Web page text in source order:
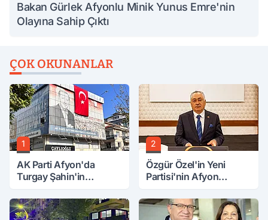
Bakan Gürlek Afyonlu Minik Yunus Emre'nin
Olayına Sahip Çıktı
ÇOK OKUNANLAR
1
AK Parti Afyon'da
Turgay Şahin'in
2
Özgür Özel'in Yeni
Partisi'nin Afyon